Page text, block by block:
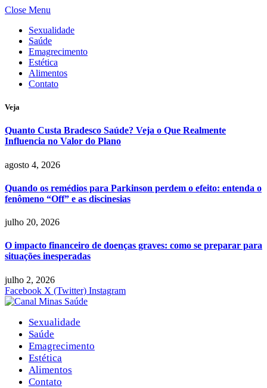
Close Menu
Sexualidade
Saúde
Emagrecimento
Estética
Alimentos
Contato
Veja
Quanto Custa Bradesco Saúde? Veja o Que Realmente
Influencia no Valor do Plano
agosto 4, 2026
Quando os remédios para Parkinson perdem o efeito: entenda o
fenômeno “Off” e as discinesias
julho 20, 2026
O impacto financeiro de doenças graves: como se preparar para
situações inesperadas
julho 2, 2026
Facebook X (Twitter) Instagram
Sexualidade
Saúde
Emagrecimento
Estética
Alimentos
Contato